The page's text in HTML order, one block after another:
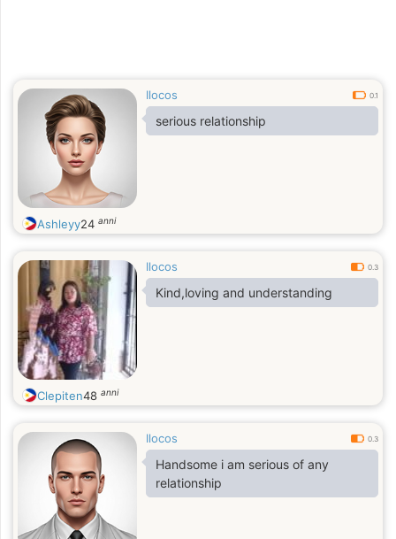
Ilocos 0.1
serious relationship
Ashleyy24 anni
Ilocos 0.3
Kind,loving and understanding
Clepiten48 anni
Ilocos 0.3
Handsome i am serious of any
relationship